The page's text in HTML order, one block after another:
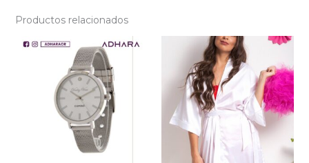
Productos relacionados